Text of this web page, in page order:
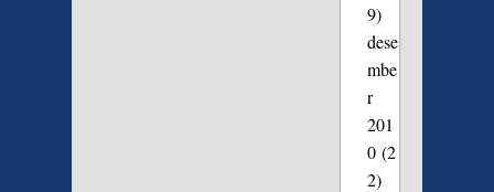
9)
dese
mbe
r
201
0(2
2)